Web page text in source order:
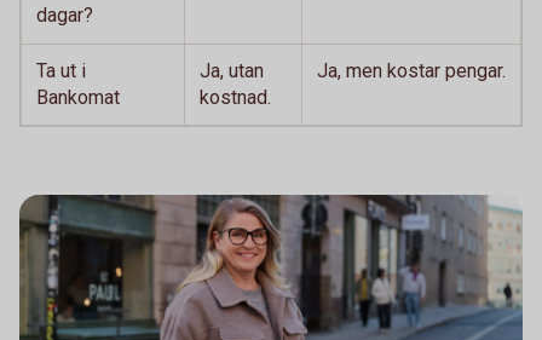
dagar?
Ta ut i
Bankomat
Ja, utan
kostnad.
Ja, men kostar pengar.